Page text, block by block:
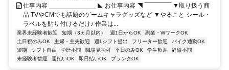
仕事内容 _____________ ◣ お仕事内容 ◥ ‾‾‾‾‾‾‾‾‾‾‾‾‾ ▼取り扱う商
品 TVやCMでも話題のゲームキャラグッズなど ▼やること シール・
ラベルを貼り付けるだけ♪ 作業は...
業界未経験者歓迎 短期（3ヵ月以内） 週1日からOK
副業・WワークOK
土日祝のみOK
主婦・主夫歓迎 週1シフト提出 フリーター歓迎
バイク通勤OK
短期
シフト自由 学歴不問 職場見学可 平日のみOK 学生歓迎
経験不問
未経験者歓迎
週払いOK 即日払いOK ブランクOK